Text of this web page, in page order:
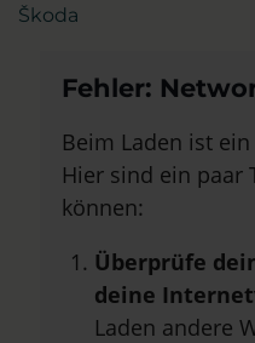
Škoda
Fehler:
Beim Laden ist
Hier sind ein paar
können:
Überprüfe
deine
Laden andere